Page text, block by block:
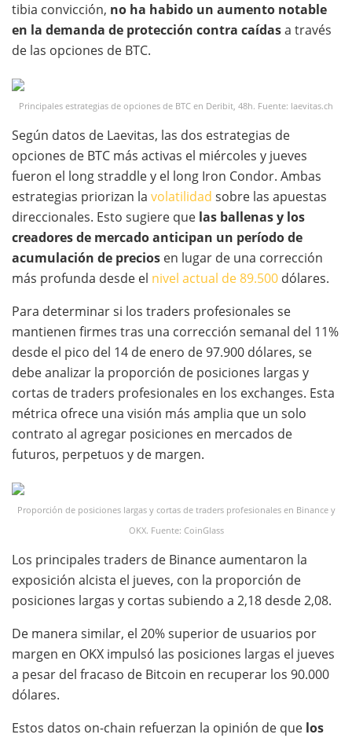
tibia convicción, no ha habido un aumento notable
en la demanda de protección contra caídasa través
de las opciones de BTC.
Principales estrategias de opciones de BTC en Deribit, 48h. Fuente: laevitas.ch
Según datos de Laevitas, las dos estrategias de
opciones de BTC más activas el miércoles y jueves
fueron el long straddle y el long Iron Condor. Ambas
estrategias priorizan la volatilidad sobre las apuestas
direccionales. Esto sugiere que las ballenas y los
creadores de mercado anticipan un período de
acumulación de precios en lugar de una corrección
más profunda desde el nivel actual de 89.500 dólares.
Para determinar si los traders profesionales se
mantienen firmes tras una corrección semanal del 11%
desde el pico del 14 de enero de 97.900 dólares, se
debe analizar la proporción de posiciones largas y
cortas de traders profesionales en los exchanges. Esta
métrica ofrece una visión más amplia que un solo
contrato al agregar posiciones en mercados de
futuros, perpetuos y de margen.
Proporción de posiciones largas y cortas de traders profesionales en Binance y
OKX. Fuente: CoinGlass
Los principales traders de Binance aumentaron la
exposición alcista el jueves, con la proporción de
posiciones largas y cortas subiendo a 2,18 desde 2,08.
De manera similar, el 20% superior de usuarios por
margen en OKX impulsó las posiciones largas el jueves
a pesar del fracaso de Bitcoin en recuperar los 90.000
dólares.
Estos datos on-chain refuerzan la opinión de que los